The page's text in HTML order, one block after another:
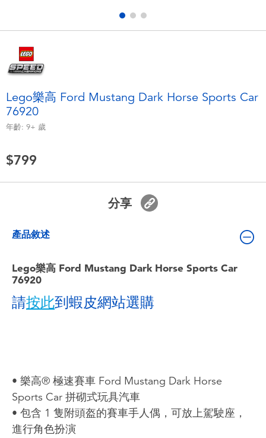
毛毛公仔玩具
Lego樂高 Ford Mustang Dark Horse Sports Car
76920
年齡: 9+ 歲
$799
分享
產品敘述
Lego樂高 Ford Mustang Dark Horse Sports Car
76920
請按此到蝦皮網站選購
• 樂高® 極速賽車 Ford Mustang Dark Horse
Sports Car 拼砌式玩具汽車
• 包含 1 隻附頭盔的賽車手人偶，可放上駕駛座，
進行角色扮演